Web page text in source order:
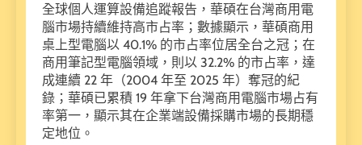
全球個人運算設備追蹤報告，華碩在台灣商用電
腦市場持續維持高市占率；數據顯示，華碩商用
桌上型電腦以 40.1% 的市占率位居全台之冠；在
商用筆記型電腦領域，則以 32.2% 的市占率，達
成連續 22 年（2004 年至 2025 年）奪冠的紀
錄；華碩已累積 19 年拿下台灣商用電腦市場占有
率第一，顯示其在企業端設備採購市場的長期穩
定地位。